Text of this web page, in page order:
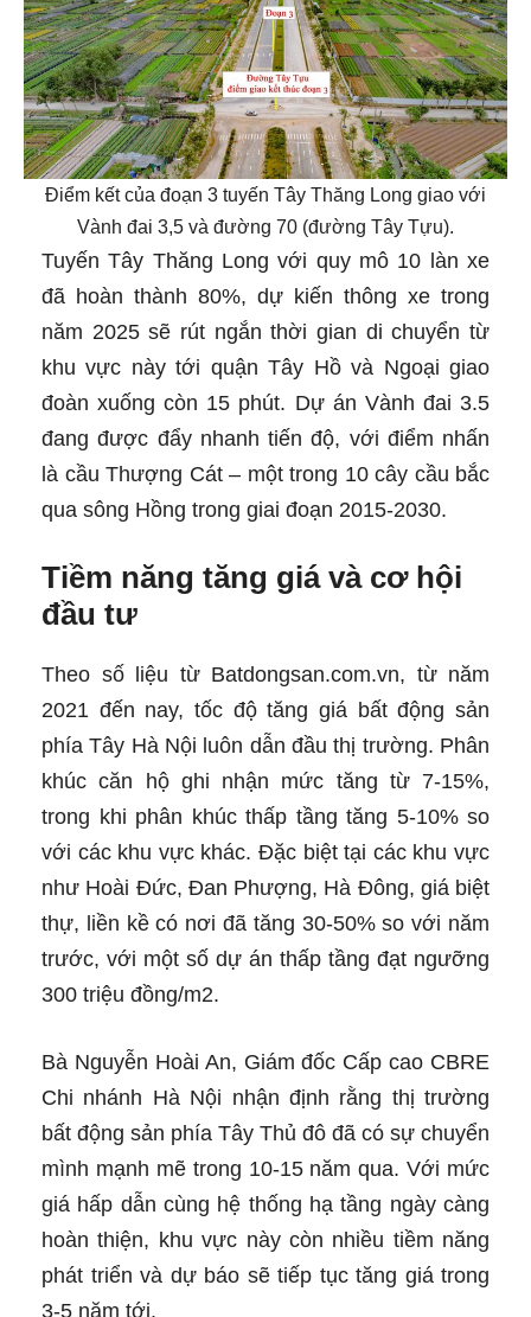
Điểm kết của đoạn 3 tuyến Tây Thăng Long giao với
Vành đai 3,5 và đường 70 (đường Tây Tựu).
Tuyến Tây Thăng Long với quy mô 10 làn xe
đã hoàn thành 80%, dự kiến thông xe trong
năm 2025 sẽ rút ngắn thời gian di chuyển từ
khu vực này tới quận Tây Hồ và Ngoại giao
đoàn xuống còn 15 phút. Dự án Vành đai 3.5
đang được đẩy nhanh tiến độ, với điểm nhấn
là cầu Thượng Cát – một trong 10 cây cầu bắc
qua sông Hồng trong giai đoạn 2015-2030.
Tiềm năng tăng giá và cơ hội
đầu tư
Theo số liệu từ Batdongsan.com.vn, từ năm
2021 đến nay, tốc độ tăng giá bất động sản
phía Tây Hà Nội luôn dẫn đầu thị trường. Phân
khúc căn hộ ghi nhận mức tăng từ 7-15%,
trong khi phân khúc thấp tầng tăng 5-10% so
với các khu vực khác. Đặc biệt tại các khu vực
như Hoài Đức, Đan Phượng, Hà Đông, giá biệt
thự, liền kề có nơi đã tăng 30-50% so với năm
trước, với một số dự án thấp tầng đạt ngưỡng
300 triệu đồng/m2.
Bà Nguyễn Hoài An, Giám đốc Cấp cao CBRE
Chi nhánh Hà Nội nhận định rằng thị trường
bất động sản phía Tây Thủ đô đã có sự chuyển
mình mạnh mẽ trong 10-15 năm qua. Với mức
giá hấp dẫn cùng hệ thống hạ tầng ngày càng
hoàn thiện, khu vực này còn nhiều tiềm năng
phát triển và dự báo sẽ tiếp tục tăng giá trong
3-5 năm tới.